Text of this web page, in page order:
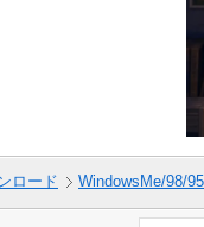
ロード WindowsMe/98/